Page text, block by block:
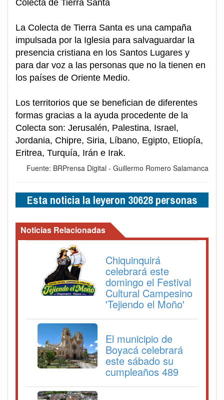
Colecta de Tierra Santa
La Colecta de Tierra Santa es una campaña
impulsada por la Iglesia para salvaguardar la
presencia cristiana en los Santos Lugares y
para dar voz a las personas que no la tienen en
los países de Oriente Medio.
Los territorios que se benefician de diferentes
formas gracias a la ayuda procedente de la
Colecta son: Jerusalén, Palestina, Israel,
Jordania, Chipre, Siria, Líbano, Egipto, Etiopía,
Eritrea, Turquía, Irán e Irak.
Fuente: BRPrensa Digital - Guillermo Romero Salamanca
Esta noticia la leyeron 30628 personas
Noticias Relacionadas
Chiquinquirá
celebrará este
domingo el Festival
Cultural Campesino
'Tejiendo el Moño'
El municipio de
Boyacá celebrará
este sábado su
cumpleaños 489